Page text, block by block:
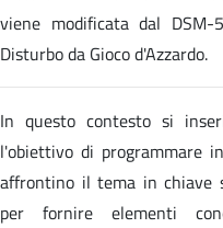
viene modificata dal DSM-
Disturbo da Gioco d'Azzardo.
In questo contesto si
l'obiettivo di programmare
affrontino il tema in chiave
per fornire elementi